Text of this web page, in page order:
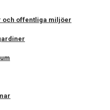
och offentliga miljöer